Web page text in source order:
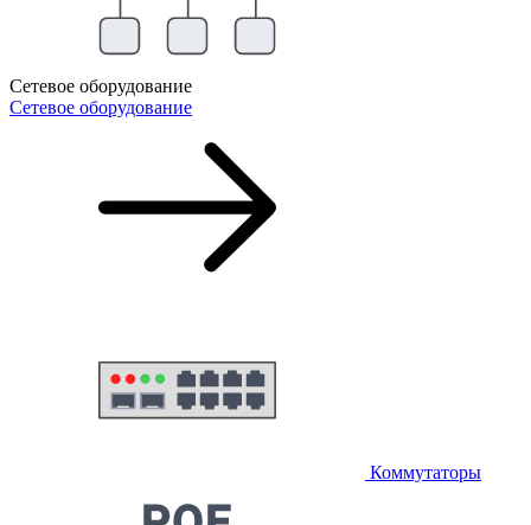
Сетевое оборудование
Сетевое оборудование
Коммутаторы